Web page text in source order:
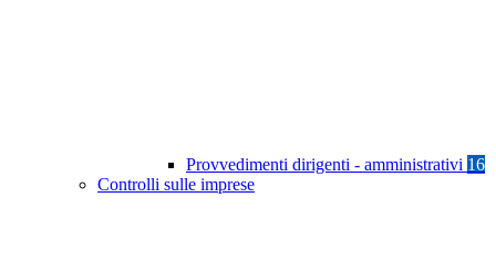
Provvedimenti dirigenti - amministrativi 16
Controlli sulle imprese